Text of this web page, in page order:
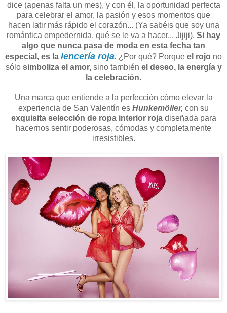
dice (apenas falta un mes), y con él, la oportunidad perfecta
para celebrar el amor, la pasión y esos momentos que
hacen latir más rápido el corazón... (Ya sabéis que soy una
romántica empedernida, qué se le va a hacer... Jijiji). Si hay
algo que nunca pasa de moda en esta fecha tan
especial, es la lencería roja. ¿Por qué? Porque el rojo no
sólo simboliza el amor,sino también el deseo, la energía y
la celebración.
Una marca que entiende a la perfección cómo elevar la
experiencia de San Valentín es Hunkemöller, con su
exquisita selección de ropa interior roja diseñada para
hacernos sentir poderosas, cómodas y completamente
irresistibles.